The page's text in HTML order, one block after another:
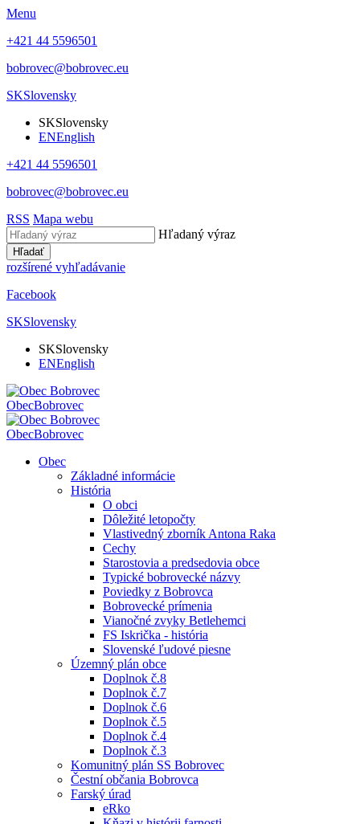
Menu
+421 44 5596501
bobrovec@bobrovec.eu
SKSlovensky
SKSlovensky
ENEnglish
+421 44 5596501
bobrovec@bobrovec.eu
RSS Mapa webu
Hľadaný výraz
Hľadať
rozšírené vyhľadávanie
Facebook
SKSlovensky
SKSlovensky
ENEnglish
ObecBobrovec
ObecBobrovec
Obec
Základné informácie
História
O obci
Dôležité letopočty
Vlastivedný zborník Antona Raka
Cechy
Starostovia a predsedovia obce
Typické bobrovecké názvy
Poviedky z Bobrovca
Bobrovecké prímenia
Vianočné zvyky Betlehemci
FS Iskrička - história
Slovenské ľudové piesne
Územný plán obce
Doplnok č.8
Doplnok č.7
Doplnok č.6
Doplnok č.5
Doplnok č.4
Doplnok č.3
Komunitný plán SS Bobrovec
Čestní občania Bobrovca
Farský úrad
eRko